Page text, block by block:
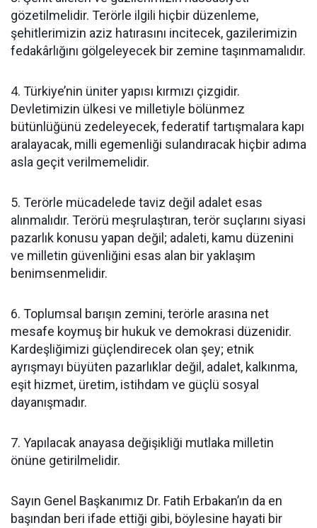
gözetilmelidir. Terörle ilgili hiçbir düzenleme,
şehitlerimizin aziz hatırasını incitecek, gazilerimizin
fedakârlığını gölgeleyecek bir zemine taşınmamalıdır.
4. Türkiye’nin üniter yapısı kırmızı çizgidir.
Devletimizin ülkesi ve milletiyle bölünmez
bütünlüğünü zedeleyecek, federatif tartışmalara kapı
aralayacak, milli egemenliği sulandıracak hiçbir adıma
asla geçit verilmemelidir.
5. Terörle mücadelede taviz değil adalet esas
alınmalıdır. Terörü meşrulaştıran, terör suçlarını siyasi
pazarlık konusu yapan değil; adaleti, kamu düzenini
ve milletin güvenliğini esas alan bir yaklaşım
benimsenmelidir.
6. Toplumsal barışın zemini, terörle arasına net
mesafe koymuş bir hukuk ve demokrasi düzenidir.
Kardeşliğimizi güçlendirecek olan şey; etnik
ayrışmayı büyüten pazarlıklar değil, adalet, kalkınma,
eşit hizmet, üretim, istihdam ve güçlü sosyal
dayanışmadır.
7. Yapılacak anayasa değişikliği mutlaka milletin
önüne getirilmelidir.
Sayın Genel Başkanımız Dr. Fatih Erbakan’ın da en
başından beri ifade ettiği gibi, böylesine hayati bir